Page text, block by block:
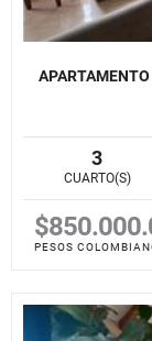
3
CUARTO(S)
PESOS